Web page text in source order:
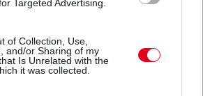
Targeted Advertising.
of Collection, Use,
and/or Sharing of my
Is Unrelated with the
it was collected.
Antonelli elé. Beválni látszik a